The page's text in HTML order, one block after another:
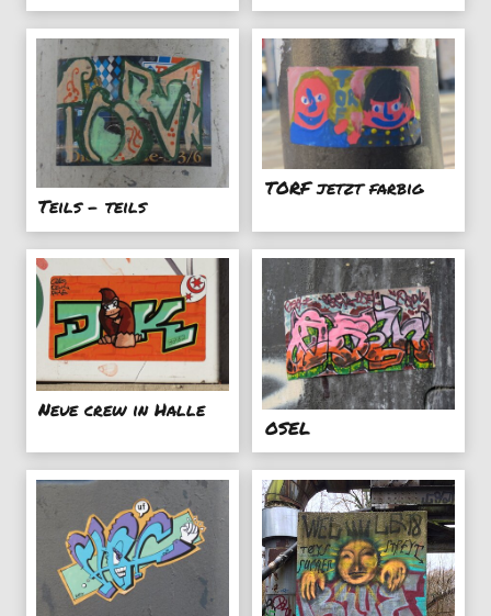
Teils - teils
TORF jetzt farbig
Neue crew in Halle
OSEL